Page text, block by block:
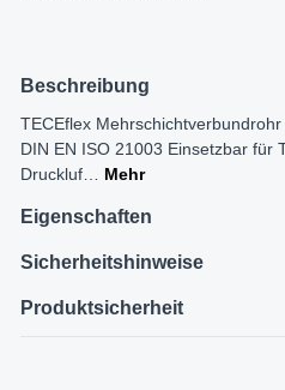
Beschreibung
TECEflex
DIN EN ISO 21003 Einsetzbar für
Druckluf… Mehr
Eigenschaften
Sicherheitshinweise
Produktsicherheit